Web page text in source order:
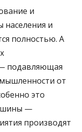
и
населения и
полностью. А
подавляющая
от
это
—
производят